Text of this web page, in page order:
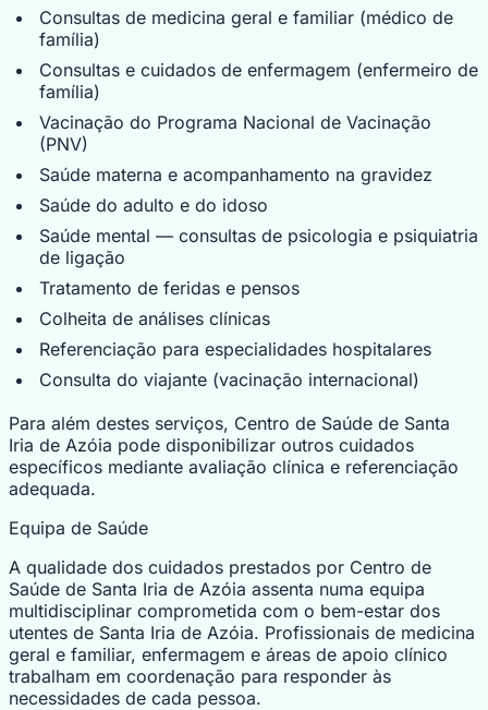
Consultas de medicina geral e familiar (médico de
família)
Consultas e cuidados de enfermagem (enfermeiro de
família)
Vacinação do Programa Nacional de Vacinação
(PNV)
Saúde materna e acompanhamento na gravidez
Saúde do adulto e do idoso
Saúde mental — consultas de psicologia e psiquiatria
de ligação
Tratamento de feridas e pensos
Colheita de análises clínicas
Referenciação para especialidades hospitalares
Consulta do viajante (vacinação internacional)
Para além destes serviços, Centro de Saúde de Santa
Iria de Azóia pode disponibilizar outros cuidados
específicos mediante avaliação clínica e referenciação
adequada.
Equipa de Saúde
A qualidade dos cuidados prestados por Centro de
Saúde de Santa Iria de Azóia assenta numa equipa
multidisciplinar comprometida com o bem-estar dos
utentes de Santa Iria de Azóia. Profissionais de medicina
geral e familiar, enfermagem e áreas de apoio clínico
trabalham em coordenação para responder às
necessidades de cada pessoa.